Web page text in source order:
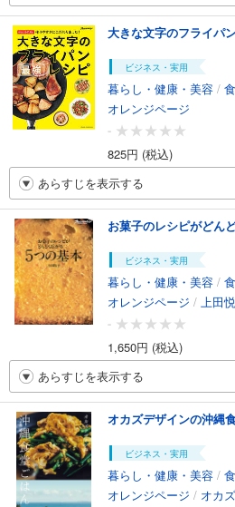
大きな文字のフライパ
ビジネス・実用
暮らし・健康・美容 /
オレンジページ
-
825円 (税込)
あらすじを表示する
お菓子のレシピがどん
ビジネス・実用
暮らし・健康・美容 /
オレンジページ / 上田
-
1,650円 (税込)
あらすじを表示する
オカズデザインの沖縄
ビジネス・実用
暮らし・健康・美容 /
オレンジページ / オカ